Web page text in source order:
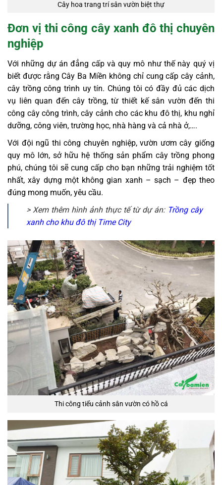
Cây hoa trang trí sân vườn biệt thự
Đơn vị thi công cây xanh đô thị chuyên
nghiệp
Với những dự án đẳng cấp và quy mô như thế này quý vị
biết được rằng Cây Ba Miền không chỉ cung cấp cây cảnh,
cây trồng công trình uy tín. Chúng tôi có đầy đủ các dịch
vụ liên quan đến cây trồng, từ thiết kế sân vườn đến thi
công cây công trình, cây cảnh cho các khu đô thị, khu nghỉ
dưỡng, công viên, trường học, nhà hàng và cả nhà ở,….
Với đội ngũ thi công chuyên nghiệp, vườn ươm cây giống
quy mô lớn, sở hữu hệ thống sản phẩm cây trồng phong
phú, chúng tôi sẽ cung cấp cho bạn những trải nghiệm tốt
nhất, xây dựng một không gian xanh – sạch – đẹp theo
đúng mong muốn, yêu cầu.
> Xem thêm hình ảnh thực tế từ dự án: Trồng cây
xanh cho khu đô thị Time City
Thi công tiểu cảnh sân vườn có hồ cá